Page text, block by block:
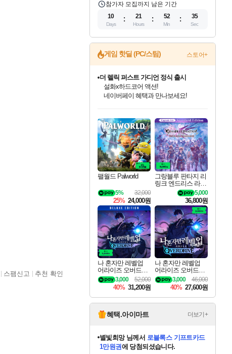
스팸신고 추천 확인
참가자 모집까지 남은 기간
10
Days
21
Hours
52
Min
34
Sec
게임 핫딜 (PC/스팀) 스토어+
최대 90% 할인가를 만나보세요!
네이버혜택과 함께 만나보세요!
50%할인&추가 적립까지!
네이버 포인트 혜택까지!
이니&베니 혜택까지!
네이버 혜택가와 함께 예약하세요!
할인&네이버혜택으로 만나보세요!
더 렐릭 퍼스트 가디언 정식 출시
설화x하드코어 액션!
네이버페이 혜택과 만나보세요!
40주년 프로모션으로 만나보세요!
할인가에 만나보세요!
일부 에디션 상시 할인!
혜택으로 예약 판매 중
편안하게 충전하세요
팰월드 Palworld
32,000
5%
25% 24,000원
그랑블루 판타지 리
링크 엔드리스 라그
나로크 업그레이드
킷 Granblue Fantasy
Relink Endless Ragn
arok Upgrade Kit DL
C
5,000
36,800원
나 혼자만 레벨업
어라이즈 오버드라
이브 디럭스 에디션
Solo Leveling Arise
Overdrive Deluxe Edi
tion
52,000
3,000
40% 31,200원
나 혼자만 레벨업
어라이즈 오버드라
이브 Solo Leveling A
rise
46,000
3,000
40% 27,600원
혜택.아이마트 더보기+
별빛희망님께서 로블록스 기프트카드
1만원권에 당첨되셨습니다.